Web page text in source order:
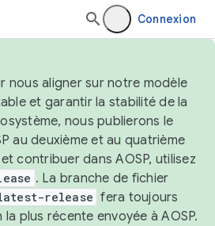
Connexion
nous aligner sur notre modèle
et garantir la stabilité de la
nous publierons le
au deuxième et au quatrième
contribuer dans AOSP, utilisez
. La branche de fichier
release fera toujours
plus récente envoyée à AOSP.